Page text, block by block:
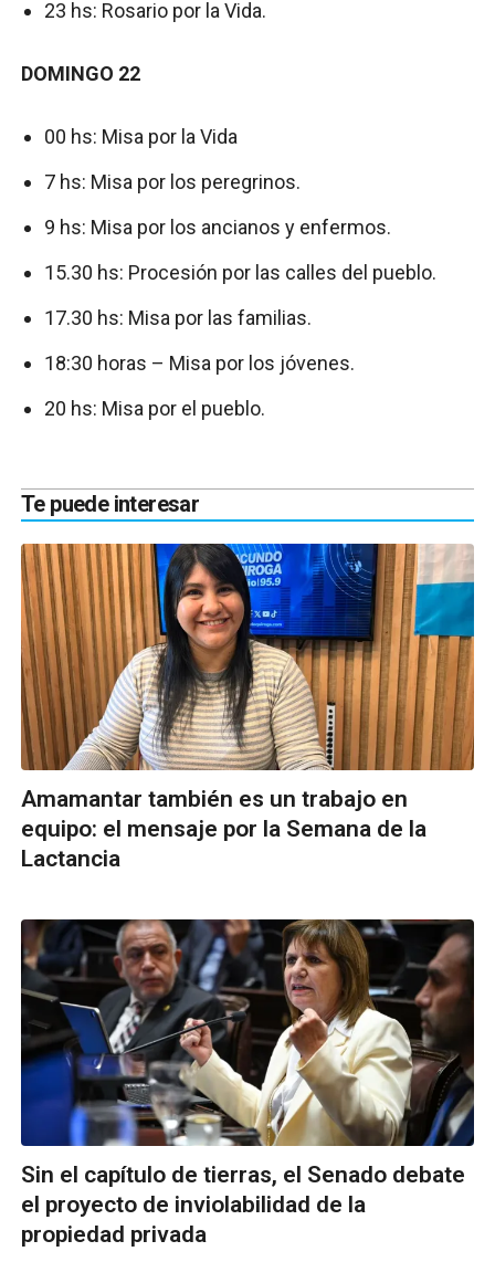
23 hs: Rosario por la Vida.
DOMINGO 22
00 hs: Misa por la Vida
7 hs: Misa por los peregrinos.
9 hs: Misa por los ancianos y enfermos.
15.30 hs: Procesión por las calles del pueblo.
17.30 hs: Misa por las familias.
18:30 horas – Misa por los jóvenes.
20 hs: Misa por el pueblo.
Te puede interesar
Amamantar también es un trabajo en
equipo: el mensaje por la Semana de la
Lactancia
Sin el capítulo de tierras, el Senado debate
el proyecto de inviolabilidad de la
propiedad privada